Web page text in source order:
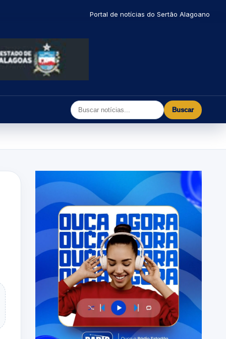
Portal de notícias do Sertão Alagoano
Buscar